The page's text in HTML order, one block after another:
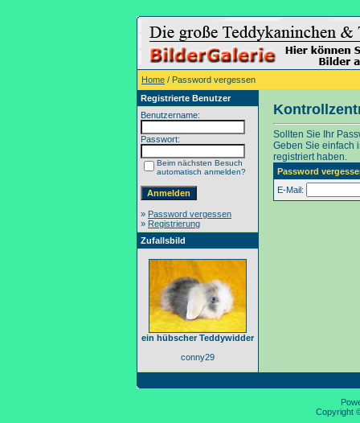
Home / Password vergessen
Registrierte Benutzer
Benutzername:
Passwort:
Beim nächsten Besuch
automatisch anmelden?
» Password vergessen
» Registrierung
Zufallsbild
ein hübscher Teddywidder
conny29
Sollten Sie Ihr
Geben Sie einfach
registriert haben.
Password
E-Mail:
Copyright